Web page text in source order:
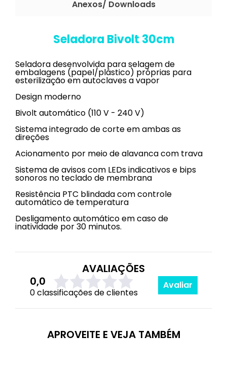
Anexos/ Downloads
Seladora Bivolt 30cm
Seladora desenvolvida para selagem de
embalagens (papel/plástico) próprias para
esterilização em autoclaves a vapor
Design moderno
Bivolt automático (110 V - 240 V)
Sistema integrado de corte em ambas as
direções
Acionamento por meio de alavanca com trava
Sistema de avisos com LEDs indicativos e bips
sonoros no teclado de membrana
Resistência PTC blindada com controle
automático de temperatura
Desligamento automático em caso de
inatividade por 30 minutos.
AVALIAÇÕES
0,0
0 classificações de clientes
Avaliar
APROVEITE E VEJA TAMBÉM